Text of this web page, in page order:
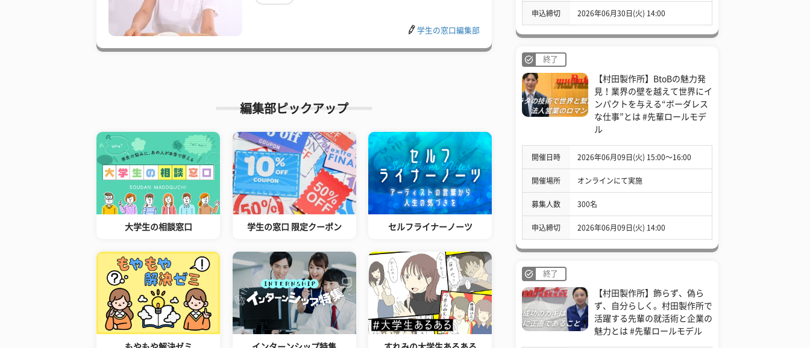
学生の窓口編集部
編集部ピックアップ
大学生の相談窓口 学生の窓口 限定クーポン セルフライナーノーツ
申込締切 2026年06月30日(火) 14:00
終了
【村田製作所】BtoBの魅力発
見！業界の壁を越えて世界にイ
ンパクトを与える“ボーダレス
な仕事”とは #先輩ロールモデ
ル
開催日時 2026年06月09日(火) 15:00〜16:00
開催場所 オンラインにて実施
募集人数 300名
申込締切 2026年06月09日(火) 14:00
終了
【村田製作所】飾らず、偽ら
ず、自分らしく。村田製作所で
活躍する先輩の就活術と企業の
魅力とは #先輩ロールモデル